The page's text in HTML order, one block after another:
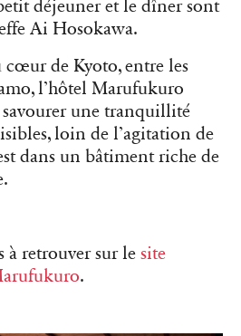
déjeuner et le dîner sont
Ai Hosokawa.
cœur de Kyoto, entre les
l’hôtel Marufukuro
une tranquillité
loin de l’agitation de
dans un bâtiment riche de
à retrouver sur le site
.